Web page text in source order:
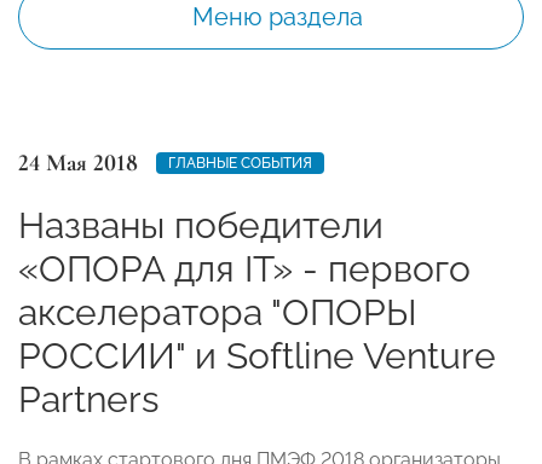
Меню раздела
24 Мая 2018 ГЛАВНЫЕ СОБЫТИЯ
Названы победители
«ОПОРА для IT» - первого
акселератора "ОПОРЫ
РОССИИ" и Softline Venture
Partners